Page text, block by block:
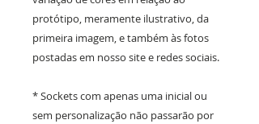
protótipo, meramente ilustrativo, da
primeira imagem, e também às fotos
postadas em nosso site e redes sociais.
* Sockets com apenas uma inicial ou
sem personalização não passarão por